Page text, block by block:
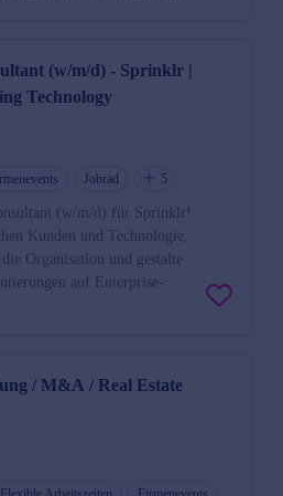
(w/m/d) - Sprinklr |
Technology
Jobrad 5
(w/m/d) für Sprinklr!
Kunden und Technologie,
Organisation und gestalte
auf Enterprise-
/ M&A / Real Estate